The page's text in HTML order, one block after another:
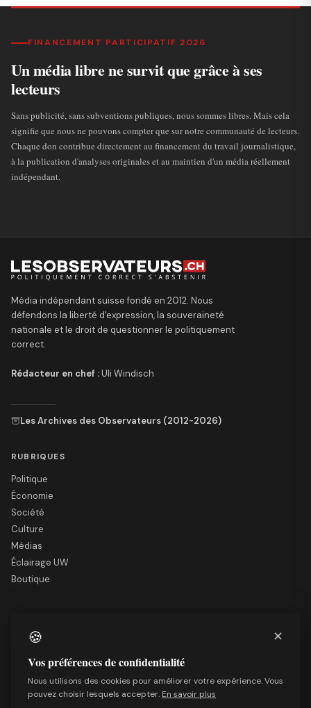
FINANCEMENT PARTICIPATIF 2026
Un média libre ne survit que grâce à ses
lecteurs
Sans publicité, sans subventions publiques, nous sommes libres. Mais cela
signifie que nous ne pouvons compter que sur notre communauté de lecteurs.
Chaque don contribue directement au financement du travail journalistique,
à la publication d'analyses originales et au maintien d'un média réellement
indépendant.
Média indépendant suisse fondé en 2012. Nous
défendons la liberté d'expression, la souveraineté
nationale et le droit de questionner le politiquement
correct.
Rédacteur en chef :Uli Windisch
Les Archives des Observateurs (2012-2026)
RUBRIQUES
Politique
Économie
Société
Culture
Médias
Éclairage UW
Boutique
Nous soutenir
Qui sommes-nous
🍪 ✕
Vos préférences de confidentialité
Nous utilisons des cookies pour améliorer votre expérience. Vous
pouvez choisir lesquels accepter. En savoir plus